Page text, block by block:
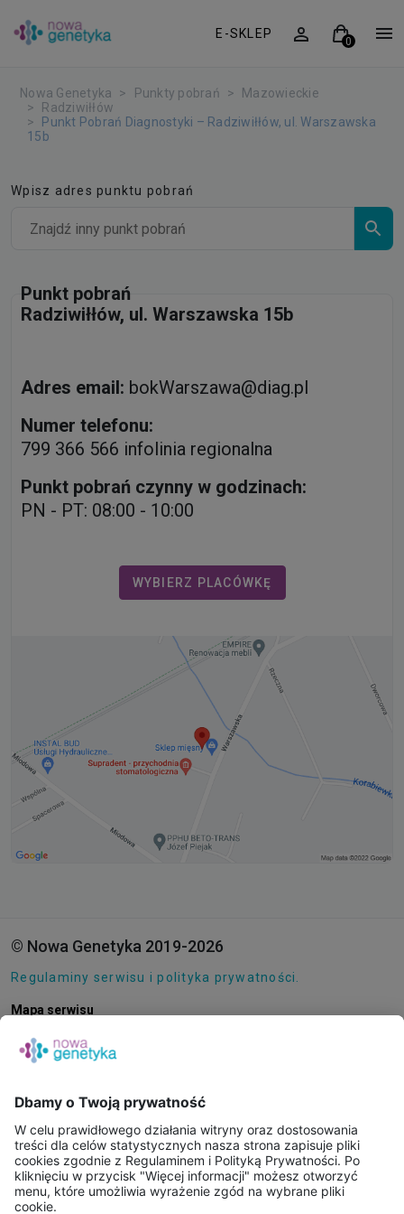
E-SKLEP
Nowa Genetyka Punkty pobrań
Mazowieckie
Radziwiłłów
Punkt Pobrań Diagnostyki – Radziwiłłów, ul. Warszawska
15b
Wpisz adres punktu pobrań
Punkt pobrań
Radziwiłłów, ul. Warszawska 15b
Adres email: bokWarszawa@diag.pl
Numer telefonu:
799 366 566 infolinia regionalna
Punkt pobrań czynny w godzinach:
PN - PT: 08:00 - 10:00
WYBIERZ PLACÓWKĘ
© Nowa Genetyka 2019-2026
Regulaminy serwisu i polityka prywatności.
Mapa serwisu
E-SKLEP
PUNKTY POBRAŃ
KONSULTACJE ONLINE
PORADNIE GENETYCZNE
BAZA WIEDZY